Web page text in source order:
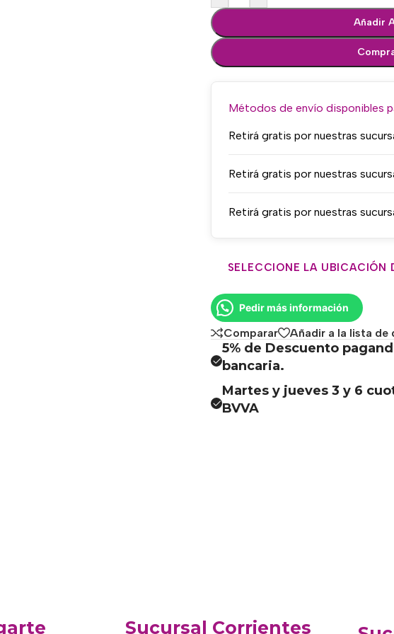
Añadir
Métodos de envío disponibles
Retirá gratis por nuestras
Retirá gratis por nuestras
Retirá gratis por nuestras
SELECCIONE LA UBICACIÓN
Pedir más información
Comparar Añadir a la lista de
5% de Descuento
bancaria.
Martes y jueves 3 y 6
BVVA
Sucursal Corrientes